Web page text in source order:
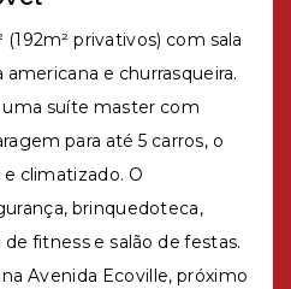
privativos) com sala
e churrasqueira.
uma suíte master com
para até 5 carros, o
climatizado. O
brinquedoteca,
fitness e salão de festas.
Avenida Ecoville, próximo